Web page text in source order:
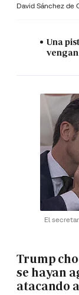
David Sánchez de
Una
El
Trump
se hayan
atacando